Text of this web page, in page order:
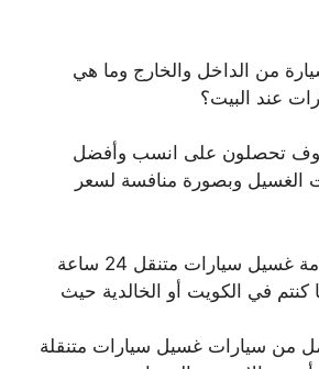
من الداخل والخارج وما هي
عند البيت؟
سوف تحصلون على انسب وأفضل
الغسيل وبصورة منافسة لسعر
أيضا ان خدمة غسيل سيارات متنقل 24 ساعة
كنتم في الكويت أو الخالدية حيث
من سيارات غسيل سيارات متنقلة